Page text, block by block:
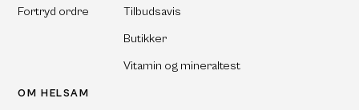
Fortryd ordre
Tilbudsavis
Butikker
Vitamin og mineraltest
OM HELSAM